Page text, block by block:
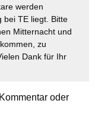
werden
bei TE liegt. Bitte
Mitternacht und
zu
Dank für Ihr
oder